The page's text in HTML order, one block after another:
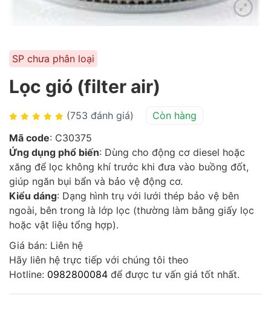
SP chưa phân loại
Lọc gió (filter air)
(753 đánh giá)
Còn hàng
Mã code: C30375
Ứng dụng phổ biến: Dùng cho động cơ diesel hoặc
xăng để lọc không khí trước khi đưa vào buồng đốt,
giúp ngăn bụi bẩn và bảo vệ động cơ.
Kiểu dáng: Dạng hình trụ với lưới thép bảo vệ bên
ngoài, bên trong là lớp lọc (thường làm bằng giấy lọc
hoặc vật liệu tổng hợp).
Giá bán: Liên hệ
Hãy liên hệ trực tiếp với chúng tôi theo
Hotline: 0982800084 để được tư vấn giá tốt nhất.